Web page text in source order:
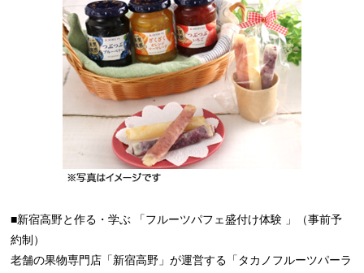
■新宿高野と作る・学ぶ 「フルーツパフェ盛付け体験 」（事前予
約制）
老舗の果物専門店「新宿高野」が運営する「タカノフルーツパーラ